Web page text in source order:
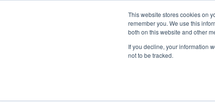
This website stores cookies on
remember you. We use this
both on this website and other
If you decline, your information
not to be tracked.
Prenez contact avec nous :+31 85